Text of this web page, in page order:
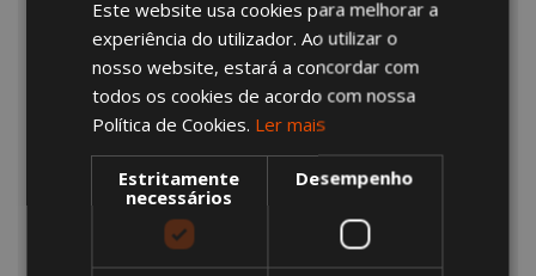
Este website usa cookies para melhorar a
experiência do utilizador. Ao utilizar o
nosso website, estará a concordar com
todos os cookies de acordo com nossa
Política de Cookies. Ler mais
Estritamente
necessários
Desempenho